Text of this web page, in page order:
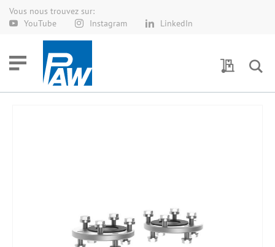
Vous nous trouvez sur:
YouTube
Instagram LinkedIn
Allez
Demande